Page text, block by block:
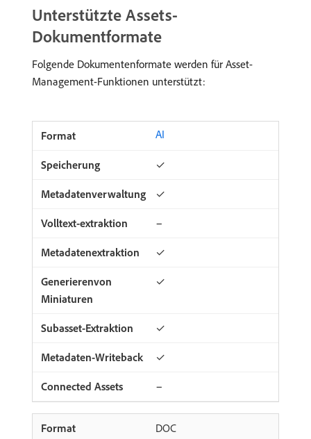
Unterstützte Assets-
Dokumentformate
Folgende Dokumentenformate werden für Asset-
Management-Funktionen unterstützt:
AI
✓
✓
−
✓
✓
✓
✓
−
DOC